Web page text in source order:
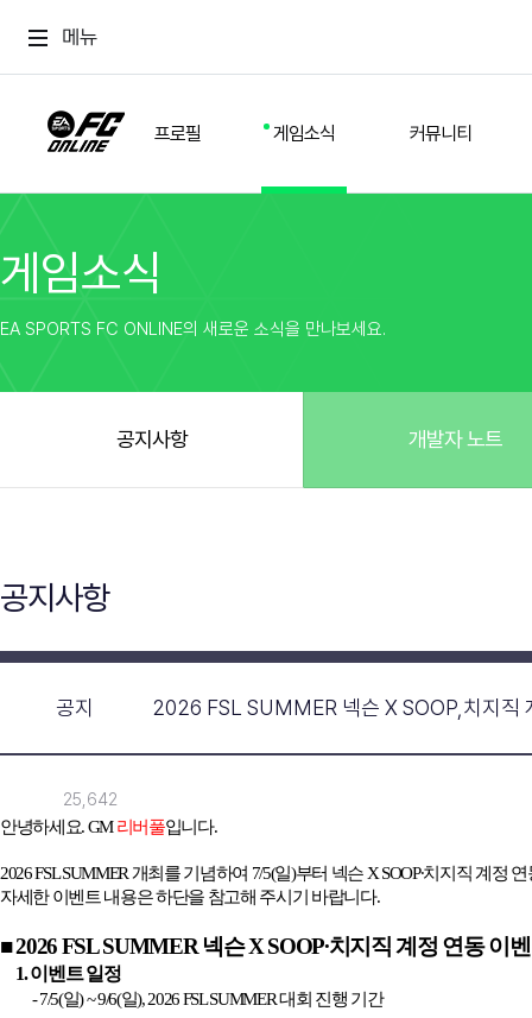
메뉴
프로필 게임소식 커뮤니티
스쿼드
경기 기록
커뮤니티
방명록
설정
업데이트
유저 가이드
게임 플레이 버그 제보
게임소식
EA SPORTS FC ONLINE의 새로운 소식을 만나보세요.
공지사항 개발자 노트
공지사항
공지 2026 FSL SUMMER 넥슨 X SOOP,치지직
25,642
안녕하세요.GM리버풀입니다.
2026 FSL SUMMER 개최를 기념하여 7/5(일)부터 넥슨 X SOOP∙치지직 계정
자세한 이벤트 내용은 하단을 참고해 주시기 바랍니다.
■2026 FSL SUMMER 넥슨X SOOP∙치지직 계정 연동 이
1.이벤트 일정
- 7/5(일) ~ 9/6(일), 2026 FSL SUMMER대회 진행 기간